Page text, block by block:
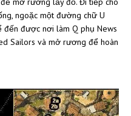
ngoặc một đường chữ U
đến được nơi làm Q phụ News
Sailors và mở rương để hoàn